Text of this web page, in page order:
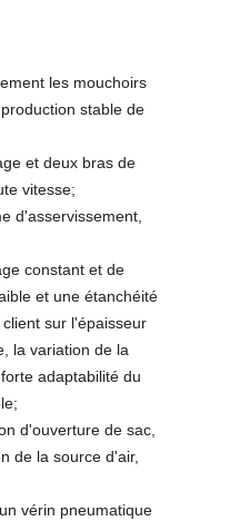
les mouchoirs
stable de
et deux bras de
vitesse;
d'asservissement,
constant et de
et une étanchéité
sur l'épaisseur
la variation de la
adaptabilité du
d'ouverture de sac,
de la source d'air,
vérin pneumatique